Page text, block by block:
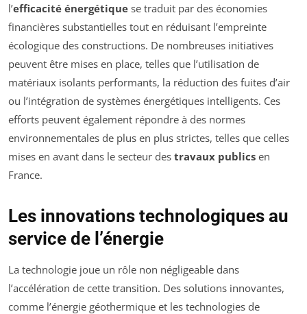
l’efficacité énergétique se traduit par des économies
financières substantielles tout en réduisant l’empreinte
écologique des constructions. De nombreuses initiatives
peuvent être mises en place, telles que l’utilisation de
matériaux isolants performants, la réduction des fuites d’air
ou l’intégration de systèmes énergétiques intelligents. Ces
efforts peuvent également répondre à des normes
environnementales de plus en plus strictes, telles que celles
mises en avant dans le secteur des travaux publics en
France.
Les innovations technologiques au
service de l’énergie
La technologie joue un rôle non négligeable dans
l’accélération de cette transition. Des solutions innovantes,
comme l’énergie géothermique et les technologies de